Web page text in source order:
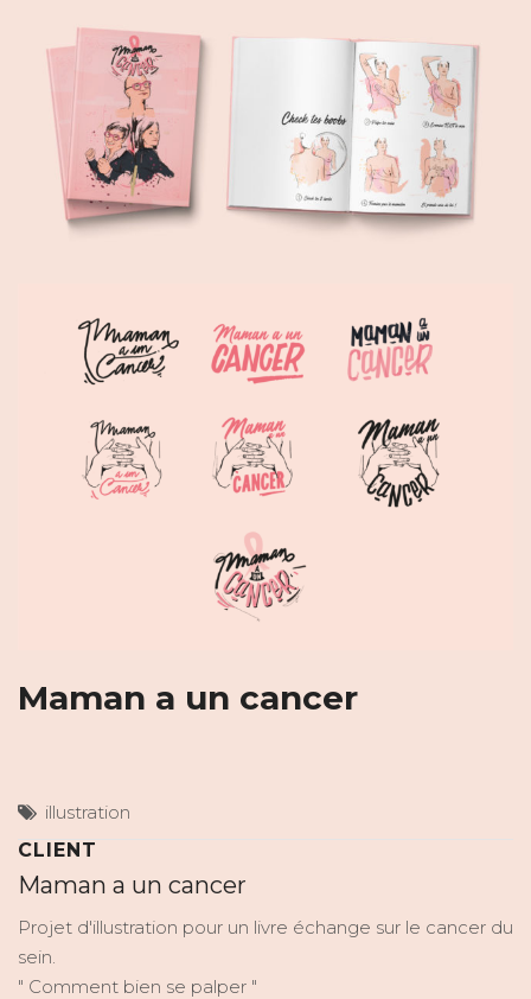
Maman a un cancer
illustration
CLIENT
Maman a un cancer
Projet d'illustration pour un livre échange sur le cancer du
sein.
" Comment bien se palper "